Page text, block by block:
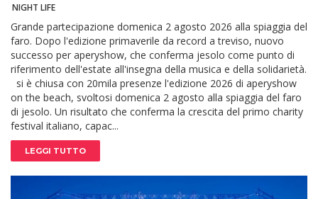
NIGHT LIFE
Grande partecipazione domenica 2 agosto 2026 alla spiaggia del
faro. Dopo l'edizione primaverile da record a treviso, nuovo
successo per aperyshow, che conferma jesolo come punto di
riferimento dell'estate all'insegna della musica e della solidarietà.
si è chiusa con 20mila presenze l'edizione 2026 di aperyshow
on the beach, svoltosi domenica 2 agosto alla spiaggia del faro
di jesolo. Un risultato che conferma la crescita del primo charity
festival italiano, capac...
LEGGI TUTTO